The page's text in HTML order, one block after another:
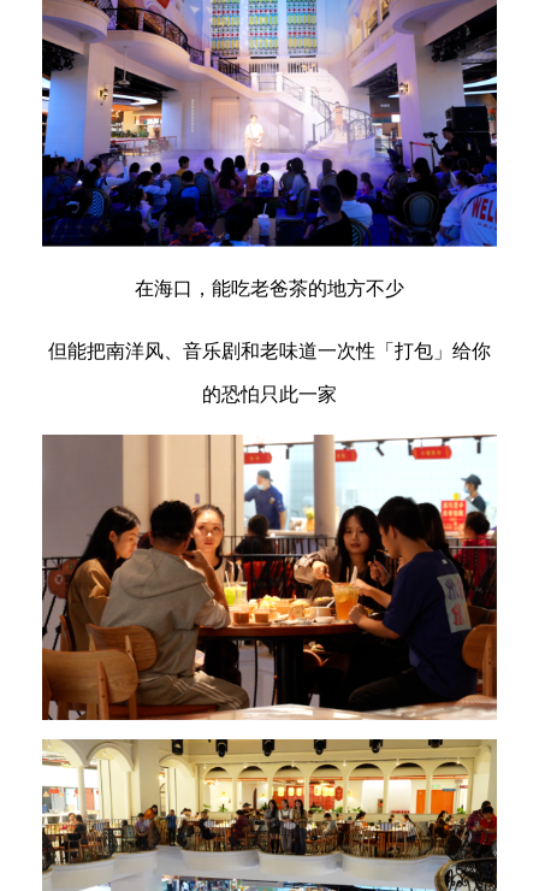
在海口，能吃老爸茶的地方不少
但能把南洋风、音乐剧和老味道一次性「打包」给你
的恐怕只此一家